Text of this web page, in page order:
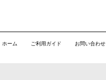
お問い合わせ
ご利用ガイド
ホーム